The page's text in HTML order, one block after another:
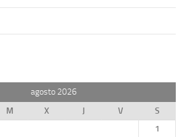
agosto 2026
M X J V
S
1